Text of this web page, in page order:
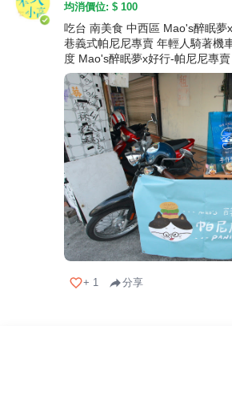
均消價位: $ 100
吃台 南美食 中西區 Mao's醉眠夢
巷義式帕尼尼專賣 年輕人騎著機
度 Mao's醉眠夢x好行-帕尼尼專賣
+ 1 分享